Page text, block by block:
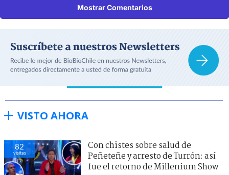
Mostrar Comentarios
VISTO AHORA
82
visitas
Con chistes sobre salud de
Peñeteñe y arresto de Turrón: así
fue el retorno de Millenium Show